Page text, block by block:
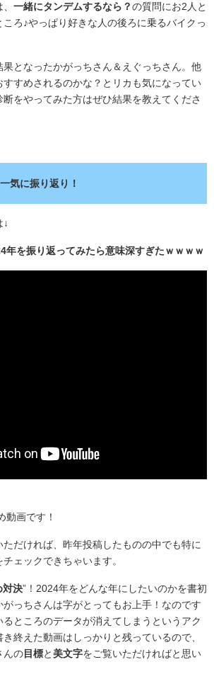
一緒にタンデムするなら？の質問にお2人と
ころ♪やっぱり好きな人の後ろに乗るバイクっ
となったかがっちさん＆えぐっちさん。他
すめされるのかな？とリカも気になってい
をやってみた方はぜひ結果を教えてくださ
気に振り返り！
を振り返ってみたら意味深すぎたｗｗｗｗ
動画です！
ただければ、昨年投稿したものの中でも特に
ェックできちゃいます。
対決”！2024年をどんな年にしたいのかを書初
っちさんは字がとってもお上手！なのです
ところのデータが消えてしまうというアク
終えた動画はしっかりと残っているので、
んの目標と美文字をご覧いただければと思い